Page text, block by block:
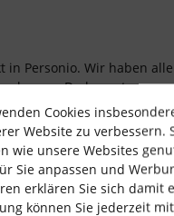
Personio. Wir haben
Du kannst gerne
Partnern wir hier
für Euch in Frage
in unseremIdeation
Idee am besten
Cookies
Website zu verbessern.
wie unsere Websites
Sie anpassen und
erklären Sie sich damit
können Sie jederzeit